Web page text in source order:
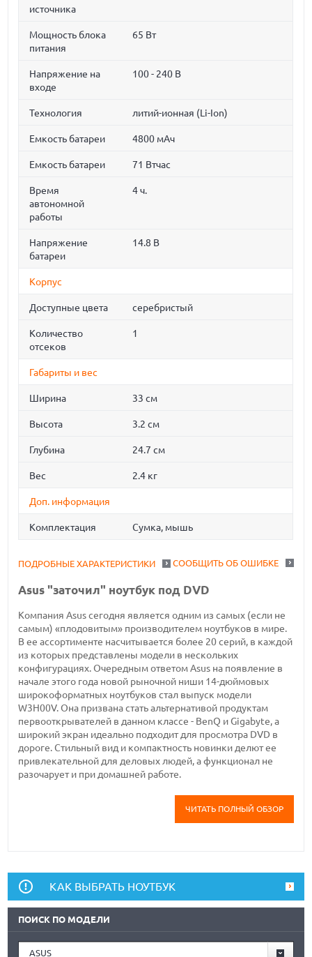
источника
Мощность блока
питания
65 Вт
Напряжение на
входе
100 - 240 В
Технология литий-ионная (Li-Ion)
Емкость батареи 4800 мАч
Емкость батареи 71 Втчас
Время
автономной
работы
4 ч.
Напряжение
батареи
14.8 В
Корпус
Доступные цвета серебристый
Количество
отсеков
1
Габариты и вес
Ширина 33 см
Высота 3.2 см
Глубина 24.7 см
Вес 2.4 кг
Доп. информация
Комплектация Сумка, мышь
СООБЩИТЬ ОБ ОШИБКЕ
ПОДРОБНЫЕ ХАРАКТЕРИСТИКИ
Asus "заточил" ноутбук под DVD
Компания Asus сегодня является одним из самых (если не
самым) «плодовитым» производителем ноутбуков в мире.
В ее ассортименте насчитывается более 20 серий, в каждой
из которых представлены модели в нескольких
конфигурациях. Очередным ответом Asus на появление в
начале этого года новой рыночной ниши 14-дюймовых
широкоформатных ноутбуков стал выпуск модели
W3H00V. Она призвана стать альтернативой продуктам
первооткрывателей в данном классе - BenQ и Gigabyte, а
широкий экран идеально подходит для просмотра DVD в
дороге. Стильный вид и компактность новинки делют ее
привлекательной для деловых людей, а функционал не
разочарует и при домашней работе.
ЧИТАТЬ ПОЛНЫЙ ОБЗОР
КАК ВЫБРАТЬ НОУТБУК
ПОИСК ПО МОДЕЛИ
ASUS